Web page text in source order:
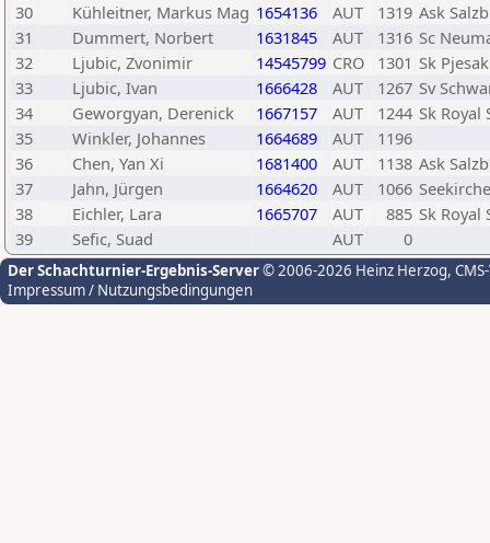
30
Kühleitner, Markus Mag 1654136 AUT 1319 Ask
31
Dummert, Norbert 1631845 AUT 1316 Sc
32
Ljubic, Zvonimir 14545799 CRO 1301 Sk Pjesak
33
Ljubic, Ivan 1666428 AUT 1267 Sv
34
Geworgyan, Derenick 1667157 AUT 1244 Sk Royal
35
Winkler, Johannes 1664689 AUT
1196
36
Chen, Yan Xi 1681400 AUT 1138 Ask
37
Jahn, Jürgen 1664620 AUT 1066
38
Eichler, Lara 1665707 AUT 885 Sk Royal
39
Sefic, Suad AUT 0
Der Schachturnier-Ergebnis-Server© 2006-2026 Heinz Herzog,
Impressum / Nutzungsbedingungen